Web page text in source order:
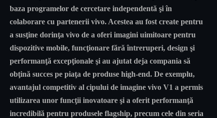
baza programelor de cercetare independentă şi în
colaborare cu partenerii vivo. Acestea au fost create pentru
a susţine dorinţa vivo de a oferi imagini uimitoare pentru
dispozitive mobile, funcţionare fără întreruperi, design şi
performanţă excepţionale şi au ajutat deja compania să
obţină succes pe piaţa de produse high-end. De exemplu,
avantajul competitiv al cipului de imagine vivo V1 a permis
utilizarea unor funcţii inovatoare şi a oferit performanţă
incredibilă pentru produsele flagship, precum cele din seria